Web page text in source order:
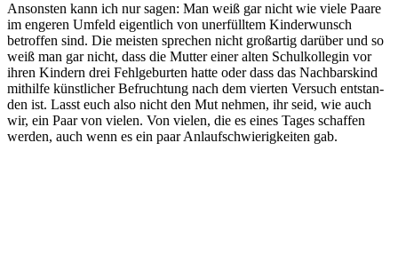
Ansons­ten kann ich nur sagen: Man weiß gar nicht wie vie­le Paa­re
im enge­ren Umfeld eigent­lich von uner­füll­tem Kin­der­wunsch
betrof­fen sind. Die meis­ten spre­chen nicht groß­ar­tig dar­über und so
weiß man gar nicht, dass die Mut­ter einer alten Schul­kol­le­gin vor
ihren Kin­dern drei Fehl­ge­bur­ten hat­te oder dass das Nach­bars­kind
mit­hil­fe künst­li­cher Befruch­tung nach dem vier­ten Ver­such ent­stan­
den ist. Lasst euch also nicht den Mut neh­men, ihr seid, wie auch
wir, ein Paar von vie­len. Von vie­len, die es eines Tages schaf­fen
wer­den, auch wenn es ein paar Anlauf­schwie­rig­kei­ten gab.